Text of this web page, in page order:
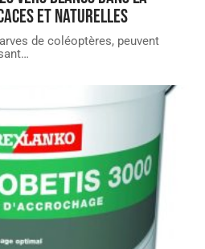
et naturelles
de coléoptères, peuvent
…